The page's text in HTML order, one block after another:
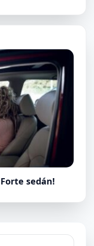
sedán!